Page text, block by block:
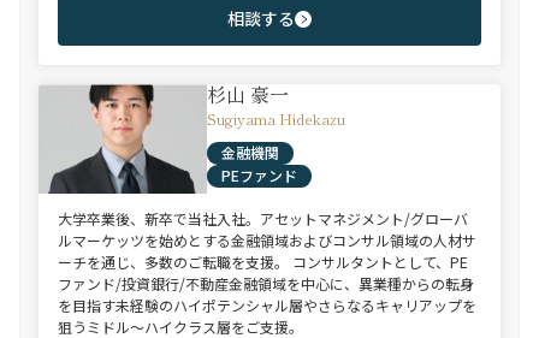
相談する
杉山 豪一
Sugiyama Hidekazu
金融機関
PEファンド
大学卒業後、新卒で当社入社。アセットマネジメント/グローバ
ルマーケッツを始めとする金融領域およびコンサル領域の人材サ
ーチを通じ、多数のご転職を支援。 コンサルタントとして、PE
ファンド/投資銀行/不動産金融領域を中心に、異業種からの転身
を目指す未経験のハイポテンシャル層やさらなるキャリアップを
狙うミドル～ハイクラス層をご支援。